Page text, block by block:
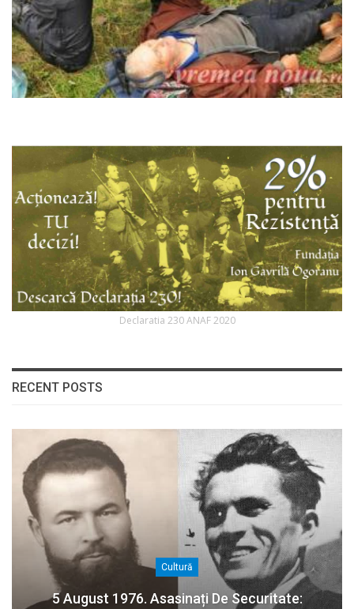
Declaratia 230 ANAF 2020
RECENT POSTS
Cultură
5 August 1976. Asasinați De Securitate: